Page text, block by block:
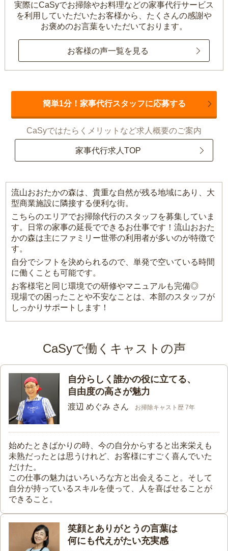
実際にCaSyでお掃除やお料理などの家事代行サービス
を利用していただいたお客様から、 たくさんの感謝や
お褒めのお言葉をいただいております。
お客様の声一覧を見る
簡単1分！家事代行スタッフに応募する
CaSyではたらくメリットなど求人概要のご案内
家事代行求人TOP
流山おおたかの森は、貴重な自然が残る地域にあり、大
型商業施設に隣接する便利な街。
こちらのエリアでお掃除代行のスタッフを募集していま
す。日常の家事の延長でできるお仕事です！流山おおた
かの森は主にファミリー世帯の利用者が多いのが特徴で
す。
自分でシフトを決められるので、単発で空いている時間
に働くことも可能です。
お客様宅と同じ環境での研修やマニュアルも完備◎
現場での困ったことや不安なことは、本部のスタッフが
しっかりサポートします！
CaSyで働くキャストの声
自分らしく誰かの役に立てる、
自由度の高さが魅力
渡辺 めぐみ さん お掃除キャスト歴 7年
始めたときばかりの時、今の自分からすると出来栄えも
未熟だったとは思うけれど、お客様にすごく喜んでいた
だけた。
この仕事の魅力はいろいろな方と出会えること。そして
自分が持っているスキルを使って、人を喜ばせることが
できること。
笑顔とありがとうの言葉は
何にも代えがたい充実感